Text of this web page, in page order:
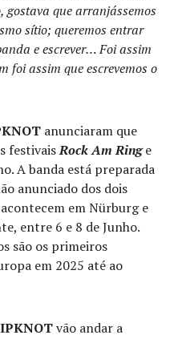
gostava que arranjássemos
sítio; queremos entrar
e escrever… Foi assim
foi assim que escrevemos o
anunciaram que
festivaisRock Am Ringe
A banda está preparada
anunciado dos dois
em Nürburg e
entre 6 e 8 de Junho.
são os primeiros
em 2025 até ao
vão andar a